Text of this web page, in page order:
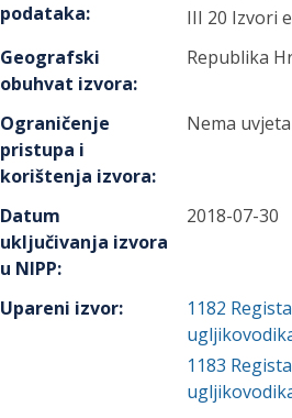
podataka:
III 20 Izvori
Geografski
obuhvat izvora:
Republika
Ograničenje
pristupa i
korištenja izvora:
Nema
Datum
uključivanja izvora
u NIPP:
2018-07-30
Upareni izvor: 1182
1183